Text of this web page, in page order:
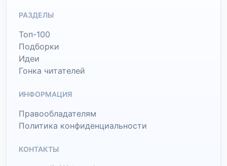
РАЗДЕЛЫ
Топ-100
Подборки
Идеи
Гонка читателей
ИНФОРМАЦИЯ
Правообладателям
Политика конфиденциальности
КОНТАКТЫ